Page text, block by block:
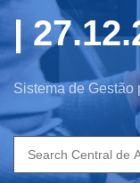
|
Sistema de Gestão
Search
for: